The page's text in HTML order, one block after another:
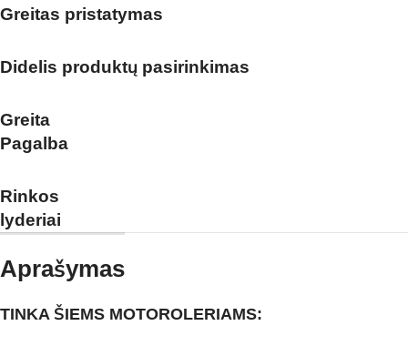
Greitas pristatymas
Didelis produktų pasirinkimas
Greita
Pagalba
Rinkos
lyderiai
Aprašymas
TINKA ŠIEMS MOTOROLERIAMS: